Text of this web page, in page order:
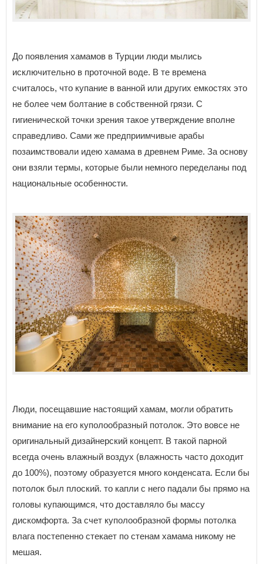
До появления хамамов в Турции люди мылись
исключительно в проточной воде. В те времена
считалось, что купание в ванной или других емкостях это
не более чем болтание в собственной грязи. С
гигиенической точки зрения такое утверждение вполне
справедливо. Сами же предприимчивые арабы
позаимствовали идею хамама в древнем Риме. За основу
они взяли термы, которые были немного переделаны под
национальные особенности.
Люди, посещавшие настоящий хамам, могли обратить
внимание на его куполообразный потолок. Это вовсе не
оригинальный дизайнерский концепт. В такой парной
всегда очень влажный воздух (влажность часто доходит
до 100%), поэтому образуется много конденсата. Если бы
потолок был плоский. то капли с него падали бы прямо на
головы купающимся, что доставляло бы массу
дискомфорта. За счет куполообразной формы потолка
влага постепенно стекает по стенам хамама никому не
мешая.